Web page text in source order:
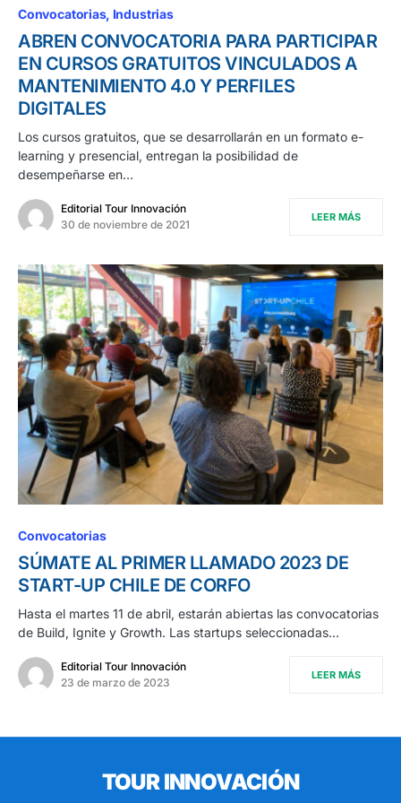
Convocatorias Industrias
ABREN CONVOCATORIA PARA PARTICIPAR
EN CURSOS GRATUITOS VINCULADOS A
MANTENIMIENTO 4.0 Y PERFILES
DIGITALES
Los cursos gratuitos, que se desarrollarán en un formato e-
learning y presencial, entregan la posibilidad de
desempeñarse en…
Editorial Tour Innovación
30 de noviembre de 2021
LEER MÁS
Convocatorias
SÚMATE AL PRIMER LLAMADO 2023 DE
START-UP CHILE DE CORFO
Hasta el martes 11 de abril, estarán abiertas las convocatorias
de Build, Ignite y Growth. Las startups seleccionadas…
Editorial Tour Innovación
23 de marzo de 2023
LEER MÁS
TOUR INNOVACIÓN